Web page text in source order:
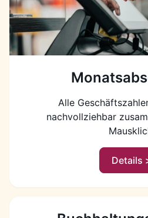
Alle
nachvollziehbar
Details